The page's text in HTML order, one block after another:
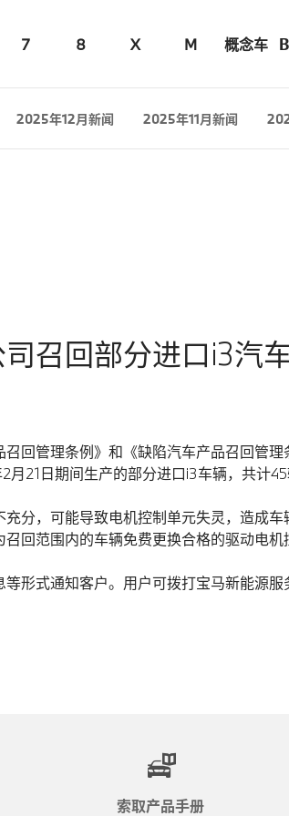
7 8 X M 概念车
2025年12月新闻 2025年11月新闻
召回部分进口i3汽
回管理条例》和《缺陷汽车产品召回管
21日期间生产的部分进口i3车辆，共计45
分，可能导致电机控制单元失灵，造成
回范围内的车辆免费更换合格的驱动电机
形式通知客户。用户可拨打宝马新能源
索取产品手册